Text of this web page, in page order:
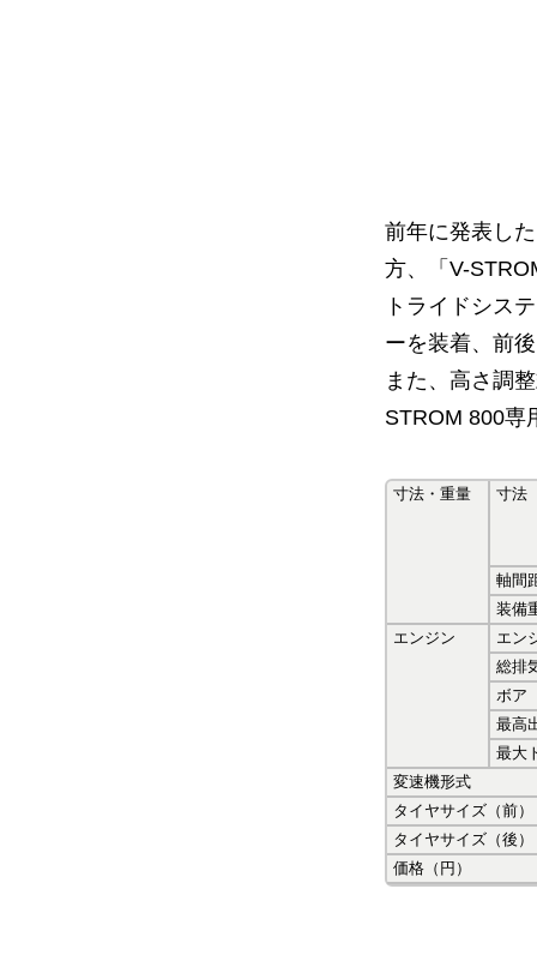
前年に発表し
方、「V-
トライドシス
ーを装着、前
また、高さ調
STROM 800専
寸法・重量 寸法
軸間
装備
エンジン
エン
総排
ボア
最高
最大
変速機形式
タイヤサイズ（前）
タイヤサイズ（後）
価格（円）